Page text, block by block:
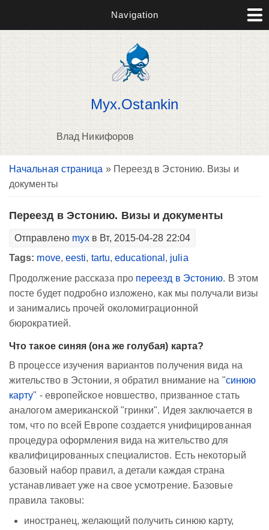
Navigation
Myx.Ostankin
Влад Никифоров
Вы здесь
Начальная страница » Переезд в Эстонию. Визы и
документы
Переезд в Эстонию. Визы и документы
Отправлено myx в Вт, 2015-04-28 22:04
Tags: move, eesti, tartu,educational , julia
Продолжение рассказа про переезд в Эстонию. В этом
посте будет подробно изложено, как мы получали визы
и занимались прочей околомиграционной
бюрократией.
Что такое синяя (она же голубая) карта?
В процессе изучения вариантов получения вида на
жительство в Эстонии, я обратил внимание на "синюю
карту" - европейское новшество, призванное стать
аналогом американской "гринки". Идея заключается в
том, что по всей Европе создается унифицированная
процедура оформления вида на жительство для
квалифицированных специалистов. Есть некоторый
базовый набор правил, а детали каждая страна
устанавливает уже на свое усмотрение. Базовые
правила таковы:
иностранец, желающий получить синюю карту,